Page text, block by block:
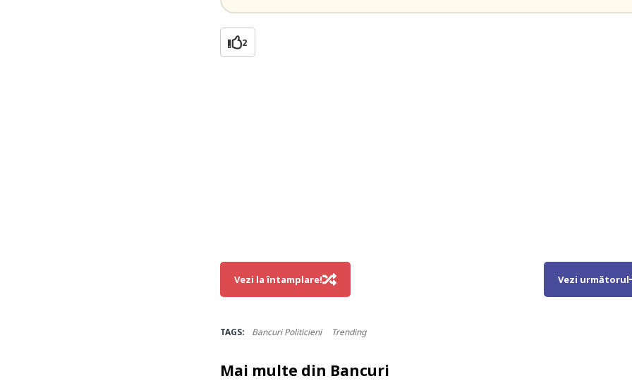
2
Vezi la întamplare! Vezi următorul
TAGS: Bancuri Politicieni Trending
Mai multe din Bancuri